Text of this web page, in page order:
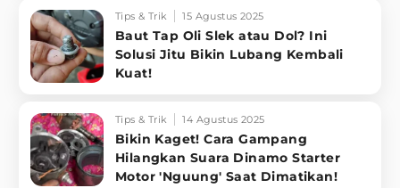
Tips & Trik 15 Agustus 2025
Baut Tap Oli Slek atau Dol? Ini
Solusi Jitu Bikin Lubang Kembali
Kuat!
Tips & Trik 14 Agustus 2025
Bikin Kaget! Cara Gampang
Hilangkan Suara Dinamo Starter
Motor 'Nguung' Saat Dimatikan!